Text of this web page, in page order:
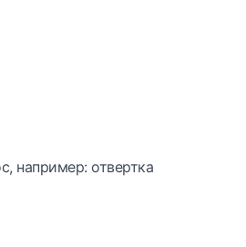
например: отвертка